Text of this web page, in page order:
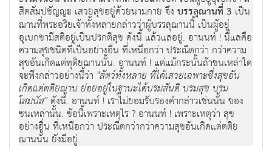
สิตสัมปชัญญะ เสวยสุขอยู่ด้วยนามกาย จึง บรรลุฌานที่ 3 เป็น
ฌานที่พระอริยเจ้าทั้งหลายกล่าวว่าผู้บรรลุฌานนี้ เป็นผู้อยู่
อุเบกขามีสติอยู่เป็นปรกติสุข ดังนี้ แล้วแลอยู่. อานนท์ ! นี่แลคือ
ความสุขชนิดที่เป็นอย่างอื่น ที่เหนือกว่า ประณีตกว่า กว่าความ
สุขอันเกิดแต่ทุติยฌานนั้น. อานนท์ ! แต่แม้กระนั้นถ้าชนเหล่าใด
จะพึงกล่าวอย่างนี้ว่า "สัตว์ทั้งหลาย ที่ได้เสวยเฉพาะซึ่งสุขอัน
เกิดแต่ตติยฌาน ย่อยอยู่ในฐานะได้บรมสันติ บรมสุข บรม
โสมนัส"ดังนี้. อานนท์ ! เราไม่ยอมรับรองคำกล่าวเช่นนั้น ของ
ชนเหล่านั้น. ข้อนี้เพราะเหตุไร ? อานนท์ ! เพราะเหตุว่า สุข
อย่างอื่น ที่เหนือกว่า ประณีตกว่ากว่าความสุขอันเกิดแต่ตติย
ฌานนั้น ยังมีอยู่.